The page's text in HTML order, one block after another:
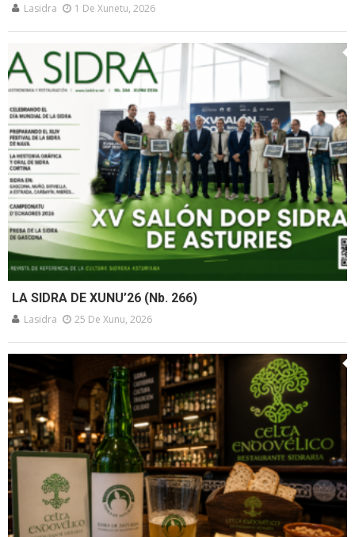
Lasidra 1 De Xunetu, 2026
LA SIDRA DE XUNU’26 (Nb. 266)
Lasidra 25 De Xunu, 2026